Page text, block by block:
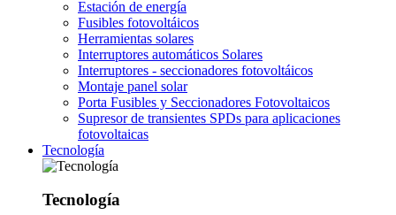
Estación de energía
Fusibles fotovoltáicos
Herramientas solares
Interruptores automáticos Solares
Interruptores - seccionadores fotovoltáicos
Montaje panel solar
Porta Fusibles y Seccionadores Fotovoltaicos
Supresor de transientes SPDs para aplicaciones
fotovoltaicas
Tecnología
Tecnología